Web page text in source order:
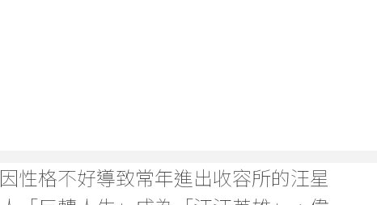
因性格不好導致常年進出收容所的汪星